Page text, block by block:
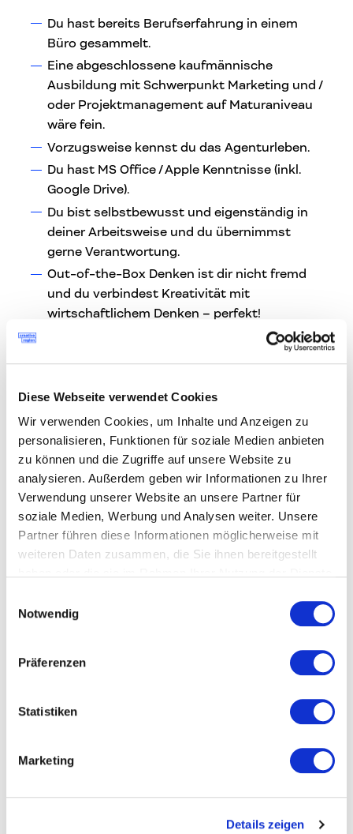
Diese Webseite verwendet Cookies
Wir verwenden Cookies, um Inhalte und Anzeigen zu
personalisieren, Funktionen für soziale Medien anbieten
zu können und die Zugriffe auf unsere Website zu
analysieren. Außerdem geben wir Informationen zu Ihrer
Verwendung unserer Website an unsere Partner für
soziale Medien, Werbung und Analysen weiter. Unsere
Partner führen diese Informationen möglicherweise mit
weiteren Daten zusammen, die Sie ihnen bereitgestellt
Notwendig
Präferenzen
Statistiken
Marketing
Details zeigen
Du hast bereits Berufserfahrung in einem
Büro gesammelt.
Eine abgeschlossene kaufmännische
Ausbildung mit Schwerpunkt Marketing und /
oder Projektmanagement auf Maturaniveau
wäre fein.
Vorzugsweise kennst du das Agenturleben.
Du hast MS Office / Apple Kenntnisse (inkl.
Google Drive).
Du bist selbstbewusst und eigenständig in
deiner Arbeitsweise und du übernimmst
gerne Verantwortung.
Out-of-the-Box Denken ist dir nicht fremd
und du verbindest Kreativität mit
wirtschaftlichem Denken – perfekt!
Was dir geboten wird!
Teams einer aufstrebenden Agentur im
Herzen von Linz. Es erwartet dich flexible
Arbeitszeiten, Diensthandy und gute
öffentliche Erreichbarkeit. Die Möglichkeit,
von zu Hause aus zu arbeiten.
Da ein Mindestgehalt angegeben werden
muss, wird dies laut KV für Nicht-
Filmschaffende in der Lohngruppe 3
angegeben – Überbezahlung bei
Kennenleren